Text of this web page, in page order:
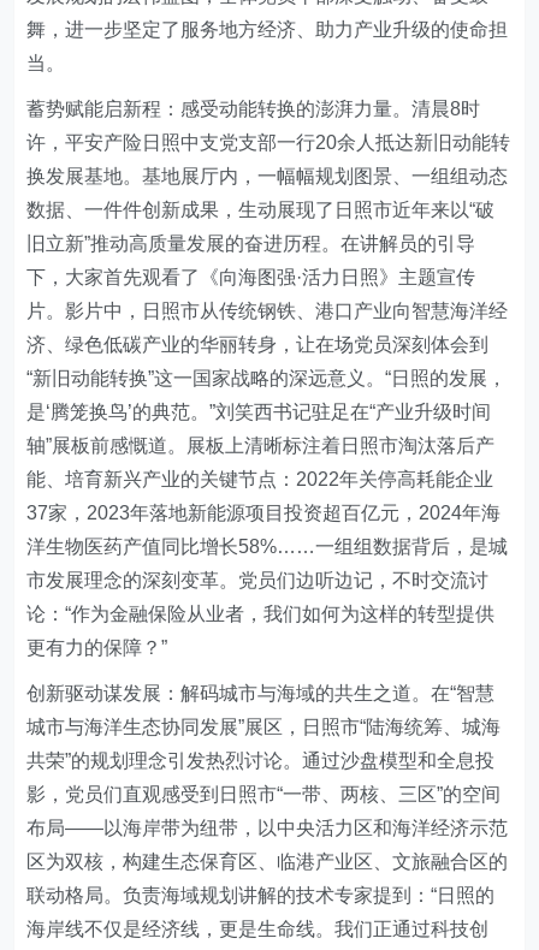
舞，进一步坚定了服务地方经济、助力产业升级的使命担
当。
蓄势赋能启新程：感受动能转换的澎湃力量。清晨8时
许，平安产险日照中支党支部一行20余人抵达新旧动能转
换发展基地。基地展厅内，一幅幅规划图景、一组组动态
数据、一件件创新成果，生动展现了日照市近年来以“破
旧立新”推动高质量发展的奋进历程。在讲解员的引导
下，大家首先观看了《向海图强·活力日照》主题宣传
片。影片中，日照市从传统钢铁、港口产业向智慧海洋经
济、绿色低碳产业的华丽转身，让在场党员深刻体会到
“新旧动能转换”这一国家战略的深远意义。“日照的发展，
是‘腾笼换鸟’的典范。”刘笑西书记驻足在“产业升级时间
轴”展板前感慨道。展板上清晰标注着日照市淘汰落后产
能、培育新兴产业的关键节点：2022年关停高耗能企业
37家，2023年落地新能源项目投资超百亿元，2024年海
洋生物医药产值同比增长58%……一组组数据背后，是城
市发展理念的深刻变革。党员们边听边记，不时交流讨
论：“作为金融保险从业者，我们如何为这样的转型提供
更有力的保障？”
创新驱动谋发展：解码城市与海域的共生之道。在“智慧
城市与海洋生态协同发展”展区，日照市“陆海统筹、城海
共荣”的规划理念引发热烈讨论。通过沙盘模型和全息投
影，党员们直观感受到日照市“一带、两核、三区”的空间
布局——以海岸带为纽带，以中央活力区和海洋经济示范
区为双核，构建生态保育区、临港产业区、文旅融合区的
联动格局。负责海域规划讲解的技术专家提到：“日照的
海岸线不仅是经济线，更是生命线。我们正通过科技创